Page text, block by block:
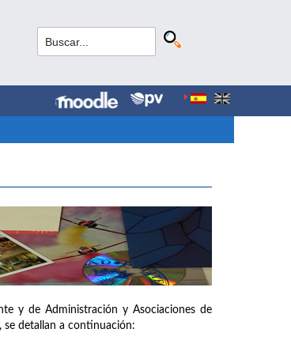
y de Administración y Asociaciones de
se detallan a continuación: